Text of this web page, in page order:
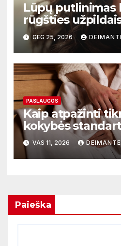
Lūpų putlinimas
rūgšties
GEG 25, 2026
PASLAUGOS
Kaip atpažinti
kokybės
skiria geriausius
VAS 11, 2026 DEIMANTE
Paieška